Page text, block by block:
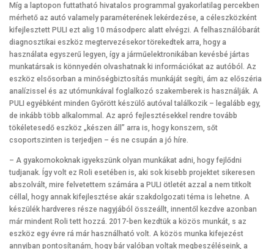
Míg a laptopon futtatható hivatalos programmal gyakorlatilag percekben
mérhető az autó valamely paraméterének lekérdezése, a céleszközként
kifejlesztett PULI ezt alig 10 másodperc alatt elvégzi. A felhasználóbarát
diagnosztikai eszköz megtervezésekor törekedtek arra, hogy a
használata egyszerű legyen, így a járműelektronikában kevésbé jártas
munkatársak is könnyedén olvashatnak ki információkat az autóból. Az
eszköz elsősorban a minőségbiztosítás munkáját segíti, ám az előszéria
analízissel és az utómunkával foglalkozó szakemberek is használják. A
PULI egyébként minden Győrött készülő autóval találkozik – legalább egy,
de inkább több alkalommal. Az apró fejlesztésekkel rendre tovább
tökéletesedő eszköz „készen áll” arra is, hogy konszern, sőt
csoportszinten is terjedjen – és ne csupán a jó híre.
– A gyakornokoknak igyekszünk olyan munkákat adni, hogy fejlődni
tudjanak. Így volt ez Roli esetében is, aki sok kisebb projektet sikeresen
abszolvált, mire felvetettem számára a PULI ötletét azzal a nem titkolt
céllal, hogy annak kifejlesztése akár szakdolgozati téma is lehetne. A
készülék hardveres része nagyjából összeállt, innentől kezdve azonban
már mindent Roli tett hozzá. 2017-ben kezdtük a közös munkát, s az
eszköz egy évre rá már használható volt. A közös munka kifejezést
annyiban pontosítanám, hogy bár valóban voltak megbeszéléseink, a